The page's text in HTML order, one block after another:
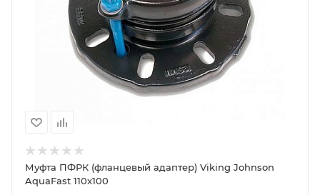
Муфта ПФРК (фланцевый адаптер) Viking Johnson
AquaFast 110х100